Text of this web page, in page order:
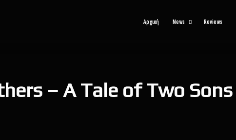
Αρχική News Reviews
– A Tale of Two